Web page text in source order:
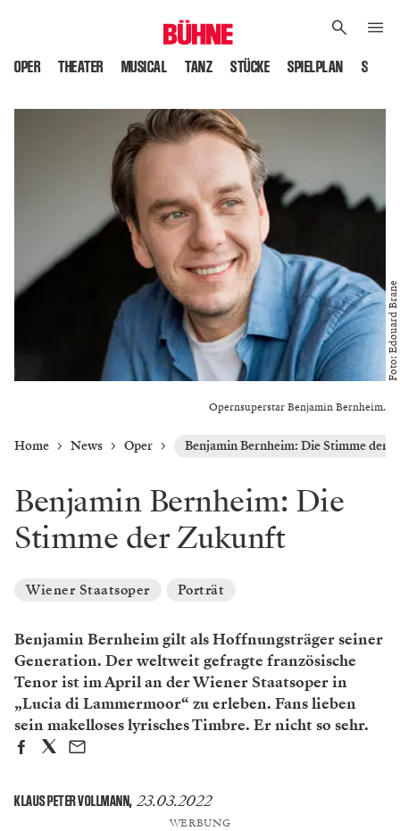
OPER THEATER MUSICAL TANZ STÜCKE SPIELPLAN
Opernsuperstar Benjamin Bernheim.
Foto: Edouard Brane
Home News Oper Benjamin Bernheim: Die Stimme der
Benjamin Bernheim: Die
Stimme der Zukunft
Wiener Staatsoper Porträt
Benjamin Bernheim gilt als Hoffnungsträger seiner
Generation. Der weltweit gefragte französische
Tenor ist im April an der Wiener Staatsoper in
„Lucia di Lammermoor“ zu erleben. Fans lieben
sein makelloses lyrisches Timbre. Er nicht so sehr.
KLAUS PETER VOLLMANN, 23.03.2022
WERBUNG